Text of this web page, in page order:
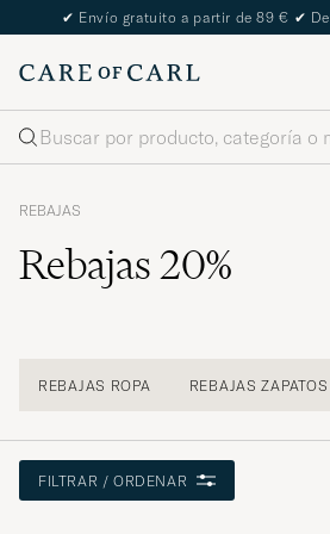
✔ Envío gratuito a partir de 89 € ✔
Buscar
REBAJAS
Rebajas 20%
REBAJAS ROPA REBAJAS ZAPATOS
FILTRAR / ORDENAR